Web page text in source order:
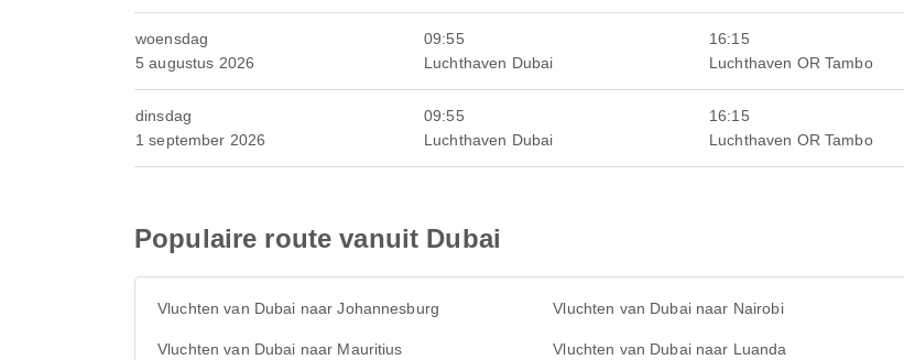
woensdag
5 augustus 2026
09:55
Luchthaven Dubai
16:15
Luchthaven OR Tambo
dinsdag
1 september 2026
09:55
Luchthaven Dubai
16:15
Luchthaven OR Tambo
Populaire route vanuit Dubai
Vluchten van Dubai naar Johannesburg Vluchten van Dubai naar Nairobi
Vluchten van Dubai naar Mauritius Vluchten van Dubai naar Luanda